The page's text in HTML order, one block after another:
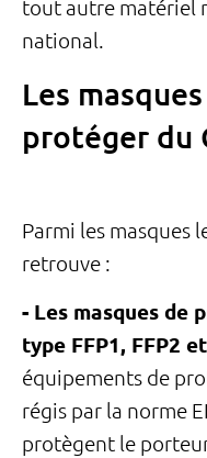
tout autre matériel
national.
Les
protéger du
Parmi les masques
retrouve :
- Les masques de
type FFP1, FFP2
équipements de
régis par la norme
protègent le